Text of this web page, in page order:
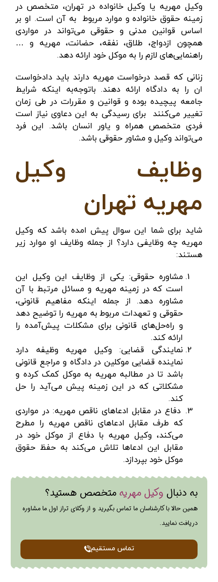
وکیل مهریه یا وکیل خانواده در تهران، متخصص در
زمینه حقوق خانواده و موارد مربوط به آن است. او بر
اساس قوانین مدنی و حقوقی می‌تواند در مواردی
همچون ازدواج، طلاق، نفقه، حضانت، مهریه و …
راهنمایی‌های لازم را به موکل خود ارائه دهد.
زنانی که قصد درخواست مهریه دارند باید دادخواست
ان را به دادگاه ارائه دهند. باتوجه‌به اینکه شرایط
جامعه پیچیده بوده و قوانین و مقررات در طی زمان
تغییر می‌کنند برای رسیدگی به این دعاوی نیاز است
فردی متخصص همراه و یاور انسان باشد. این فرد
می‌تواند وکیل و مشاور حقوقی باشد.
وظایف وکیل
مهریه تهران
شاید برای شما این سوال پیش امده باشد که وکیل
مهریه چه وظایفی دارد؟ از جمله وظایف او موارد زیر
هستند:
مشاوره حقوقی: یکی از وظایف این وکیل این
است که در زمینه‎‌‌ مهریه و مسائل مرتبط با آن
مشاوره دهد. از جمله اینکه مفاهیم قانونی،
حقوقی و تعهدات مربوط به مهریه را توضیح دهد
و راه‌حل‌های قانونی برای مشکلات پیش‌آمده را
ارائه کند.
نمایندگی قضایی: وکیل مهریه وظیفه دارد
نماینده قضایی موکلین در دادگاه و مراجع قانونی
باشد تا در مطالبه مهریه به موکل کمک کرده و
مشکلاتی که در این زمینه پیش‌ می‌آید را حل
کند.
دفاع در مقابل ادعاهای ناقص مهریه: در مواردی
که طرف مقابل ادعاهای ناقص مهریه را مطرح
می‌کند، وکیل مهریه با دفاع از موکل خود در
مقابل این ادعاها تلاش می‌کند به حفظ حقوق
موکل خود بپردازد.
به دنبال وکیل مهریه متخصص هستید؟
همین حالا با کارشناسان ما تماس بگیرید و از وکلای تراز اول ما مشاوره
دریافت نمایید.
تماس مستقیم